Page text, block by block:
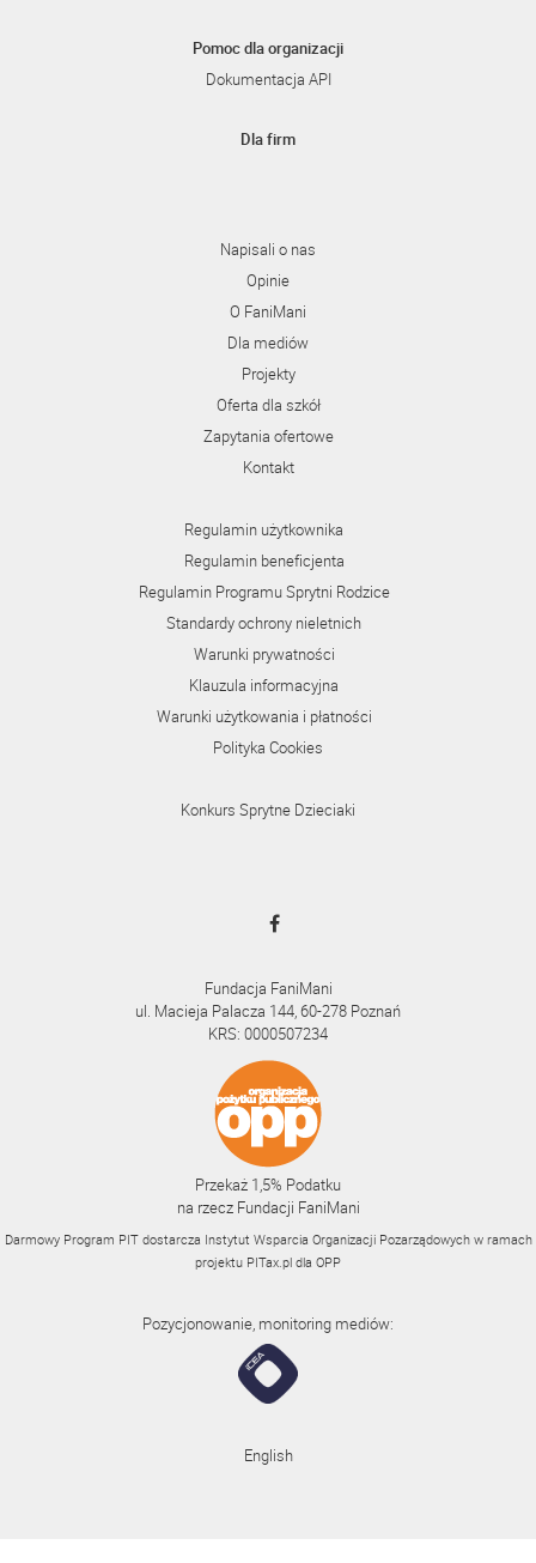
Pomoc dla organizacji
Dokumentacja API
Dla firm
Napisali o nas
Opinie
O FaniMani
Dla mediów
Projekty
Oferta dla szkół
Zapytania ofertowe
Kontakt
Regulamin użytkownika
Regulamin beneficjenta
Regulamin Programu Sprytni Rodzice
Standardy ochrony nieletnich
Warunki prywatności
Klauzula informacyjna
Warunki użytkowania i płatności
Polityka Cookies
Konkurs Sprytne Dzieciaki
Fundacja FaniMani
ul. Macieja Palacza 144, 60-278 Poznań
KRS: 0000507234
Przekaż 1,5% Podatku
na rzecz Fundacji FaniMani
Darmowy Program PIT dostarcza Instytut Wsparcia Organizacji Pozarządowych w ramach
projektu PITax.pl dla OPP
Pozycjonowanie, monitoring mediów:
English